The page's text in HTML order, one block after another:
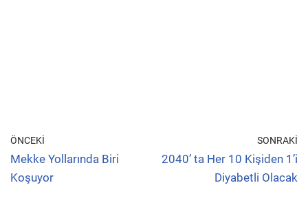
ÖNCEKI
Mekke Yollarında Biri
Koşuyor
SONRAKI
2040’ ta Her 10 Kişiden 1’i
Diyabetli Olacak